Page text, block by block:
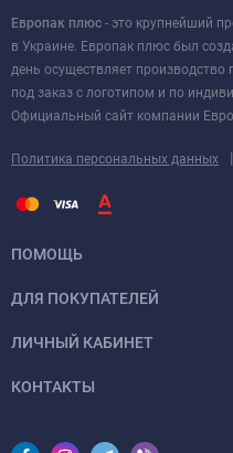
Европак плюс - это крупнейший
в Украине. Европак плюс был
день осуществляет производство
под заказ с логотипом и по
Официальный сайт компании
Политика персональных данных |
ПОМОЩЬ
ДЛЯ ПОКУПАТЕЛЕЙ
ЛИЧНЫЙ КАБИНЕТ
КОНТАКТЫ